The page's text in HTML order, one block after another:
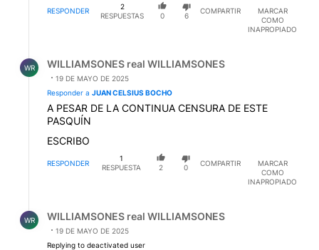
RESPONDER
2
RESPUESTAS
0 6
COMPARTIR
MARCAR
COMO
INAPROPIADO
WR WILLIAMSONES real WILLIAMSONES
19 DE MAYO DE 2025
Responder a JUAN CELSIUS BOCHO
A PESAR DE LA CONTINUA CENSURA DE ESTE
PASQUÍN
ESCRIBO
RESPONDER
1
RESPUESTA
2 0
COMPARTIR
MARCAR
COMO
INAPROPIADO
WR WILLIAMSONES real WILLIAMSONES
19 DE MAYO DE 2025
Replying to deactivated user